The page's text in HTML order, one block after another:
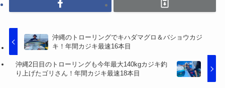
沖縄のトローリングでキハダマグロ＆バショウカジ
キ！年間カジキ最速16本目
沖縄2日目のトローリングも今年最大140kgカジキ釣
り上げたゴリさん！年間カジキ最速18本目